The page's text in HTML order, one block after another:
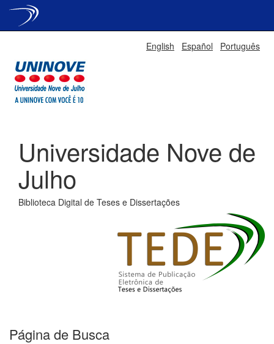
English Español Português
Universidade Nove de
Julho
Biblioteca Digital de Teses e Dissertações
Página de Busca